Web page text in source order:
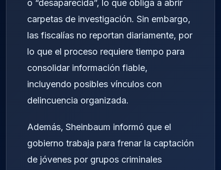
o “desaparecida”, lo que obliga a abrir
carpetas de investigación. Sin embargo,
las fiscalías no reportan diariamente, por
lo que el proceso requiere tiempo para
consolidar información fiable,
incluyendo posibles vínculos con
delincuencia organizada.
Además, Sheinbaum informó que el
gobierno trabaja para frenar la captación
de jóvenes por grupos criminales